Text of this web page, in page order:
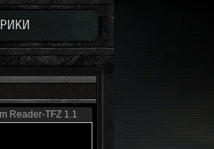
Reader-TFZ 1.1